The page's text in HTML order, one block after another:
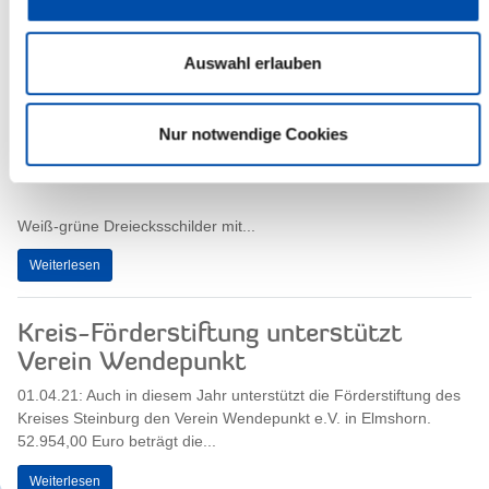
Auswahl erlauben
Nur notwendige Cookies
Weiterlesen
Neue Schilder für Naturdenkmale
16.03.21: Insgesamt 34 Naturdenkmale gibt es im Kreis
Weiß-grüne Dreiecksschilder mit...
Weiterlesen
Kreis-Förderstiftung unterstützt
Verein Wendepunkt
01.04.21: Auch in diesem Jahr unterstützt die Förderstiftung des
Kreises Steinburg den Verein Wendepunkt e.V. in Elmshorn.
52.954,00 Euro beträgt die...
Weiterlesen